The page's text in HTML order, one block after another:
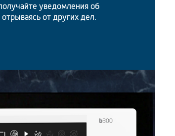
уведомления об
от других дел.